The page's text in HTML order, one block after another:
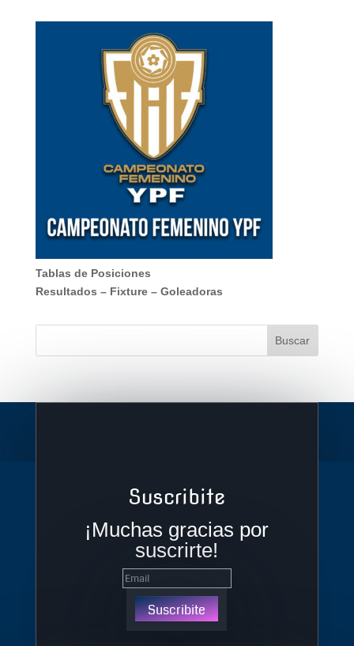
Tablas de Posiciones
Resultados – Fixture– Goleadoras
Suscribite
¡Muchas gracias por
suscrirte!
Suscribite